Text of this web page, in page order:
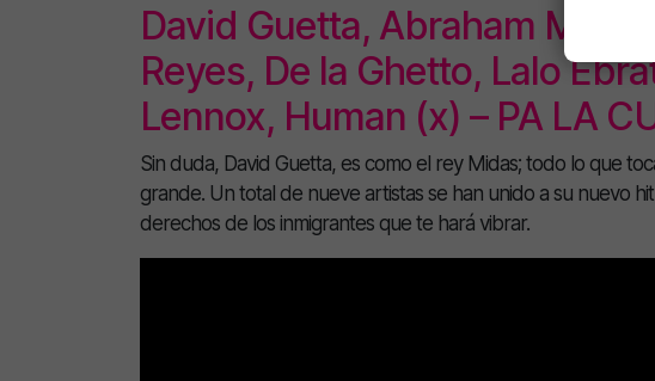
David Guetta, Abraham
Reyes, De la Ghetto, Lalo
Lennox, Human (x) – PA LA
Sin duda, David Guetta, es como el rey Midas; todo lo que
grande. Un total de nueve artistas se han unido a su nuevo
derechos de los inmigrantes que te hará vibrar.